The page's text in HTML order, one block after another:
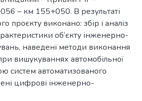
– км 155+050. В результаті
проєкту виконано: збір і аналіз
об’єкту інженерно-
наведені методи виконання
вишукуваннях автомобільної
систем автоматизованого
цифрові інженерно-